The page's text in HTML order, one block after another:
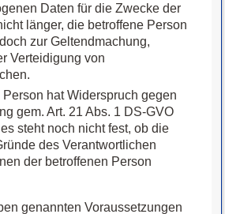
Daten für die Zwecke der
länger, die betroffene Person
zur Geltendmachung,
Verteidigung von
Person hat Widerspruch gegen
gem. Art. 21 Abs. 1 DS-GVO
steht noch nicht fest, ob die
des Verantwortlichen
der betroffenen Person
genannten Voraussetzungen